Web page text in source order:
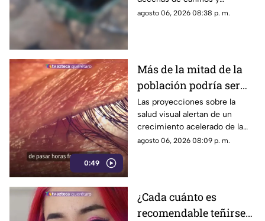
esta zona de Querétaro:
IMAGENES SENSIBLES
solicitaron que se esclarezcan
agosto 06, 2026 08:38 p. m.
0:49
Más de la mitad de la
población podría ser
miope en 2050;
especialistas advierten
las causas
Las proyecciones sobre la
salud visual alertan de un
crecimiento acelerado de la
miopía y señalan que pasar
agosto 06, 2026 08:09 p. m.
¿Cada cuánto es
recomendable teñirse